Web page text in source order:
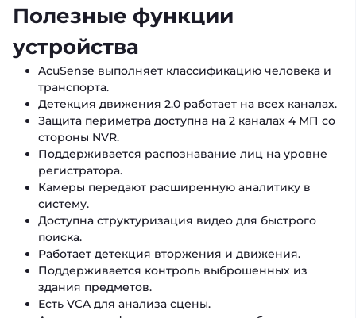
Полезные функции
устройства
AcuSense выполняет классификацию человека и
транспорта.
Детекция движения 2.0 работает на всех каналах.
Защита периметра доступна на 2 каналах 4 МП со
стороны NVR.
Поддерживается распознавание лиц на уровне
регистратора.
Камеры передают расширенную аналитику в
систему.
Доступна структуризация видео для быстрого
поиска.
Работает детекция вторжения и движения.
Поддерживается контроль выброшенных из
здания предметов.
Есть VCA для анализа сцены.